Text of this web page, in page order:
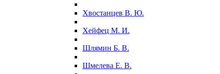
Хвостанцев В. Ю.
Хейфец М. И.
Шлямин Б. В.
Шмелева Е. В.